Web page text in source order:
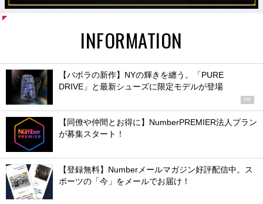
INFORMATION
【バボラの新作】NYの輝きを纏う。「PURE
DRIVE」と最新シューズに限定モデルが登場
PR
【同僚や仲間とお得に】NumberPREMIER法人プラン
が募集スタート！
【登録無料】Numberメールマガジン好評配信中。ス
ポーツの「今」をメールでお届け！